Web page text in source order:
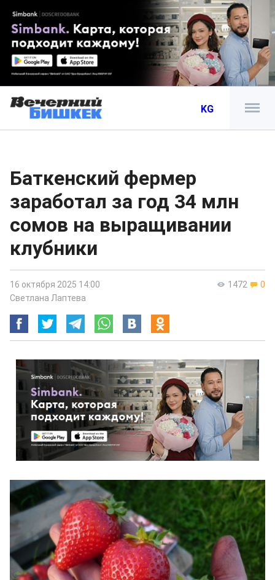
KG
Баткенский фермер
заработал за год 34 млн
сомов на выращивании
клубники
1472 0
16 октября 2025 14:00
Светлана Лаптева